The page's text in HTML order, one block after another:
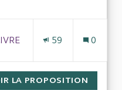
: Économie & entreprises
59 0
LA PROPOSITION